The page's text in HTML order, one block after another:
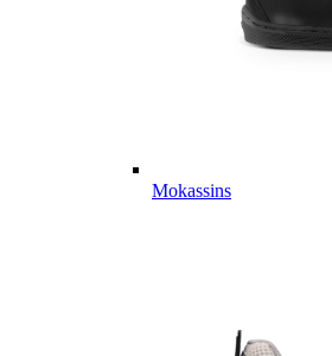
Mokassins